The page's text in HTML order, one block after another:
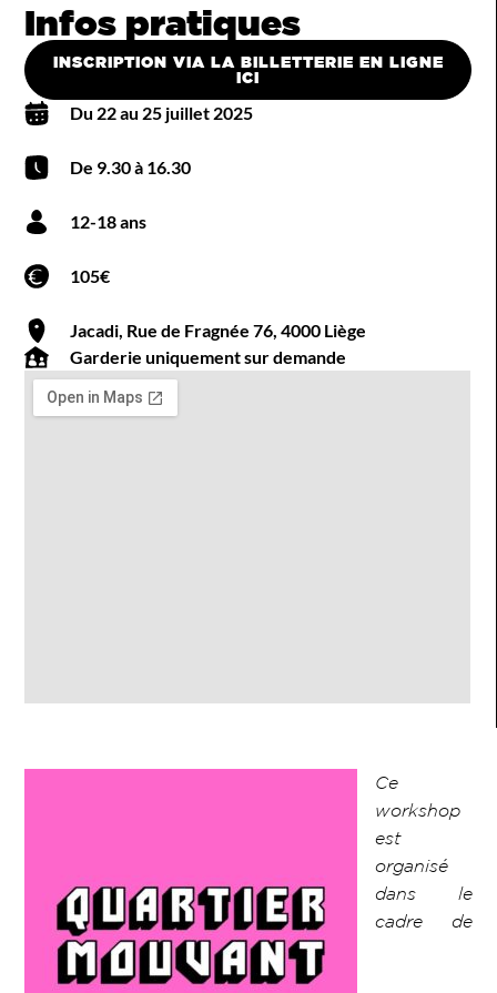
Infos pratiques
INSCRIPTION VIA LA BILLETTERIE EN LIGNE
ICI
Du 22 au 25 juillet 2025
De 9.30 à 16.30
12-18 ans
105€
Jacadi, Rue de Fragnée 76, 4000 Liège
Garderie uniquement sur demande
Ce
workshop
est
organisé
dans le
cadre de